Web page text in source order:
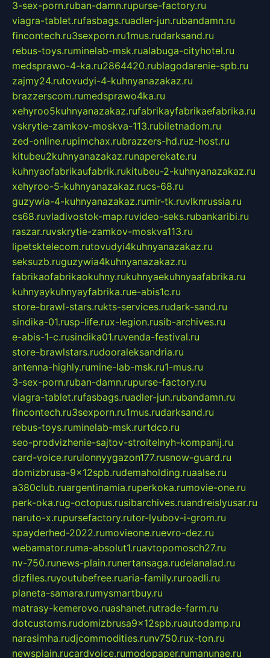
3-sex-porn.ruban-damn.rupurse-factory.ru
viagra-tablet.rufasbags.ruadler-jun.rubandamn.ru
fincontech.ru3sexporn.ru1mus.rudarksand.ru
rebus-toys.ruminelab-msk.rualabuga-cityhotel.ru
medsprawo-4-ka.ru2864420.rublagodarenie-spb.ru
zajmy24.rutovudyi-4-kuhnyanazakaz.ru
brazzerscom.rumedsprawo4ka.ru
xehyroo5kuhnyanazakaz.rufabrikayfabrikaefabrika.ru
vskrytie-zamkov-moskva-113.rubiletnadom.ru
zed-online.rupimchax.rubrazzers-hd.ruz-host.ru
kitubeu2kuhnyanazakaz.runaperekate.ru
kuhnyaofabrikaufabrik.rukitubeu-2-kuhnyanazakaz.ru
xehyroo-5-kuhnyanazakaz.rucs-68.ru
guzywia-4-kuhnyanazakaz.rumir-tk.ruvlknrussia.ru
cs68.ruvladivostok-map.ruvideo-seks.rubankaribi.ru
raszar.ruvskrytie-zamkov-moskva113.ru
lipetsktelecom.rutovudyi4kuhnyanazakaz.ru
seksuzb.ruguzywia4kuhnyanazakaz.ru
fabrikaofabrikaokuhny.rukuhnyaekuhnyaafabrika.ru
kuhnyaykuhnyayfabrika.rue-abis1c.ru
store-brawl-stars.rukts-services.rudark-sand.ru
sindika-01.rusp-life.rux-legion.rusib-archives.ru
e-abis-1-c.rusindika01.ruvenda-festival.ru
store-brawlstars.rudooraleksandria.ru
antenna-highly.rumine-lab-msk.ru1-mus.ru
3-sex-porn.ruban-damn.rupurse-factory.ru
viagra-tablet.rufasbags.ruadler-jun.rubandamn.ru
fincontech.ru3sexporn.ru1mus.rudarksand.ru
rebus-toys.ruminelab-msk.rurtdco.ru
seo-prodvizhenie-sajtov-stroitelnyh-kompanij.ru
card-voice.rurulonnyygazon177.rusnow-guard.ru
domizbrusa-9x12spb.rudemaholding.ruaalse.ru
a380club.ruargentinamia.ruperkoka.rumovie-one.ru
perk-oka.rug-octopus.rusibarchives.ruandreislyusar.ru
naruto-x.rupursefactory.rutor-lyubov-i-grom.ru
spayderhed-2022.rumovieone.ruevro-dez.ru
webamator.ruma-absolut1.ruavtopomosch27.ru
nv-750.runews-plain.runertansaga.rudelanalad.ru
dizfiles.ruyoutubefree.ruaria-family.ruroadli.ru
planeta-samara.rumysmartbuy.ru
matrasy-kemerovo.ruashanet.rutrade-farm.ru
dotcustoms.rudomizbrusa9x12spb.ruautodamp.ru
narasimha.rudjcommodities.runv750.rux-ton.ru
newsplain.rucardvoice.rumodopaper.rumanunae.ru